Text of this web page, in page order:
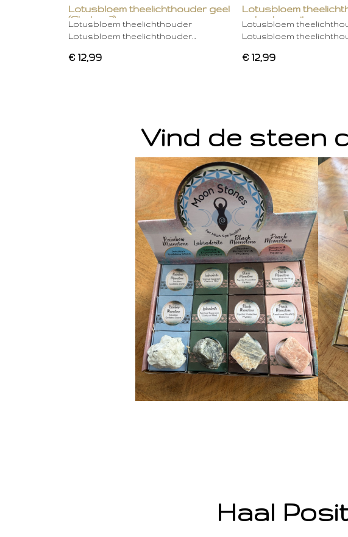
Lotusbloem theelichthouder geel
(Chakra 3)
Lotusbloem theelichthouder
Lotusbloem theelichthouder…
€ 12,99
Lotusbloem
gebroken wit
Lotusbloem
Lotusbloem
€ 12,99
Vind de steen
Haal